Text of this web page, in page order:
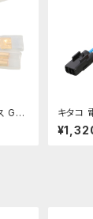
GB
キタコ
00RS/-
430】